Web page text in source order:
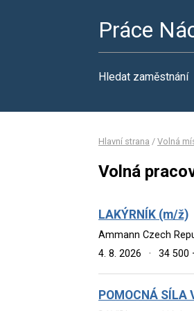
Práce
Hledat zaměstnání
Hlavní strana / Volná
Volná
LAKÝRNÍK (m/ž)
Ammann Czech
4. 8. 2026
· 34 500
POMOCNÁ SÍLA